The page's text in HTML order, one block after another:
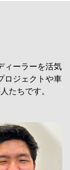
ィーラーを活気
ロジェクトや車
たちです。